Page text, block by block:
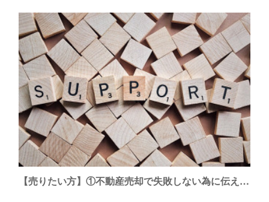
【売りたい方】①不動産売却で失敗しない為に伝えたい7つこと